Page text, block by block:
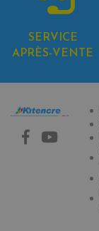
SERVICE
APRÈS-VENTE